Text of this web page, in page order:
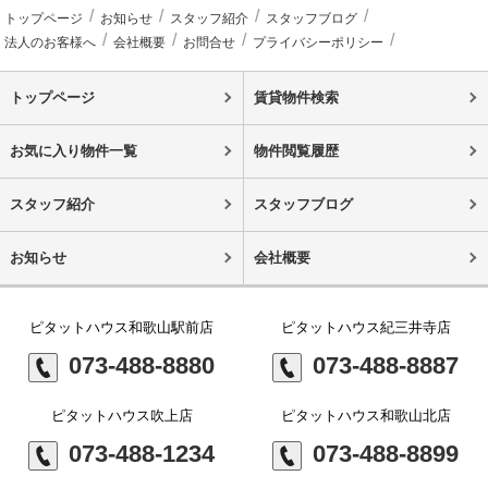
トップページ お知らせ スタッフ紹介
スタッフブログ
法人のお客様へ
会社概要 お問合せ プライバシーポリシー
トップページ 賃貸物件検索
お気に入り物件一覧 物件閲覧履歴
スタッフ紹介 スタッフブログ
お知らせ 会社概要
ピタットハウス和歌山駅前店
073-488-8880
ピタットハウス紀三井寺店
073-488-8887
ピタットハウス吹上店
073-488-1234
ピタットハウス和歌山北店
073-488-8899